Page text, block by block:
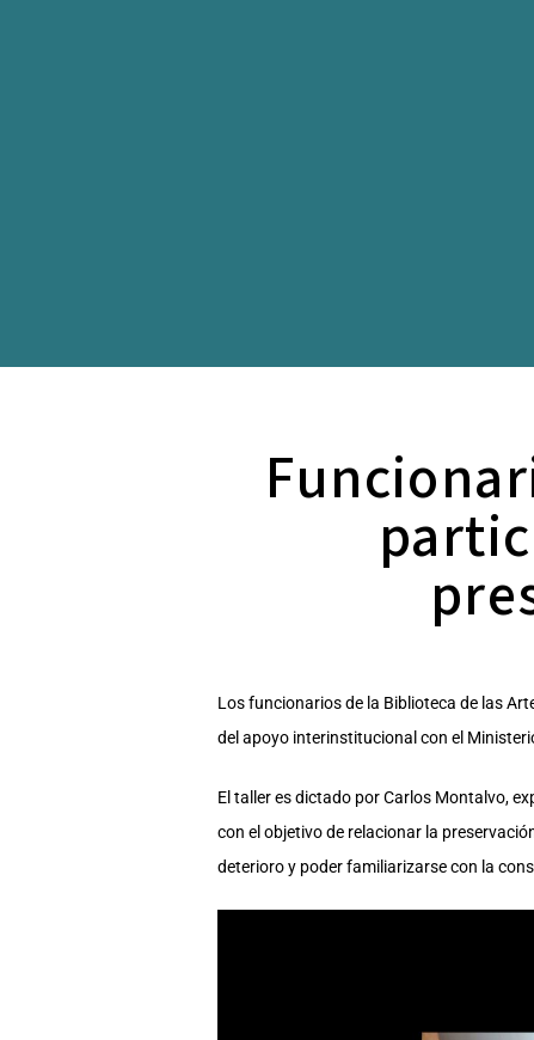
Los funcionarios de la Biblioteca de las
del apoyo interinstitucional con el
El taller es dictado por Carlos Montalvo,
con el objetivo de relacionar la
deterioro y poder familiarizarse con la